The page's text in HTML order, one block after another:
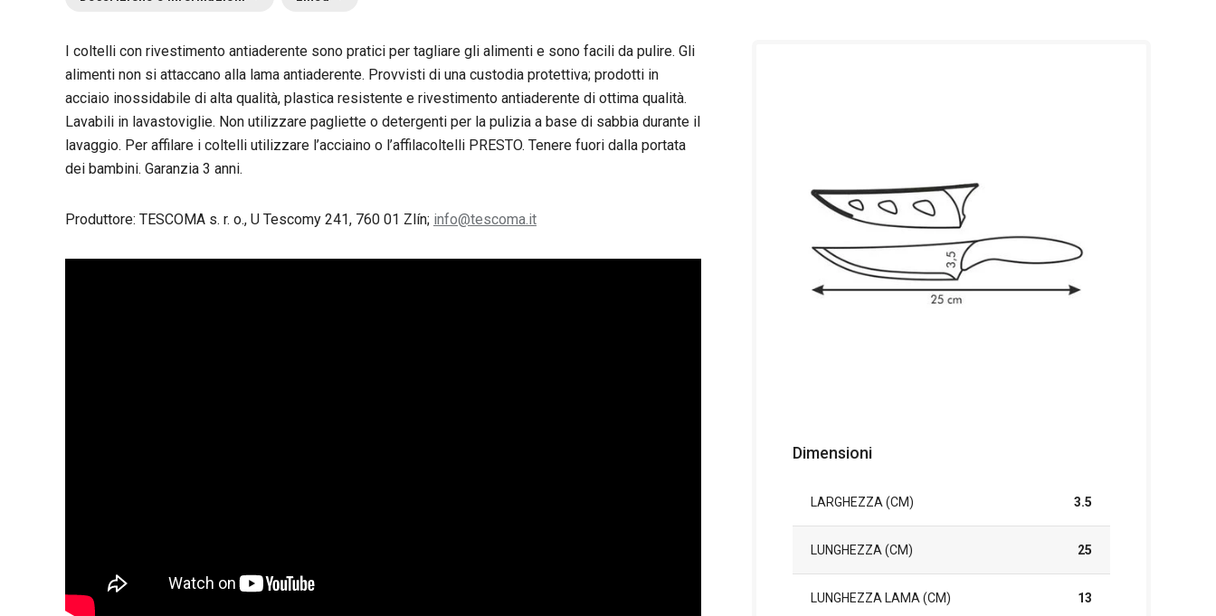
I coltelli con rivestimento antiaderente sono pratici per tagliare gli alimenti e sono facili da pulire. Gli
alimenti non si attaccano alla lama antiaderente. Provvisti di una custodia protettiva; prodotti in
acciaio inossidabile di alta qualità, plastica resistente e rivestimento antiaderente di ottima qualità.
Lavabili in lavastoviglie. Non utilizzare pagliette o detergenti per la pulizia a base di sabbia durante il
lavaggio. Per affilare i coltelli utilizzare l’acciaino o l’affilacoltelli PRESTO. Tenere fuori dalla portata
dei bambini. Garanzia 3 anni.
Produttore: TESCOMA s. r. o., U Tescomy 241, 760 01 Zlín; info@tescoma.it
Dimensioni
LARGHEZZA (CM) 3.5
LUNGHEZZA (CM) 25
LUNGHEZZA LAMA (CM) 13